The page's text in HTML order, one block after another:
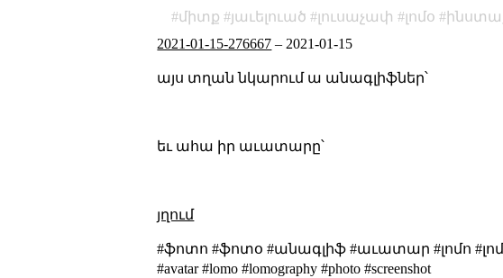
միտք յաւելուած լուսաչափ լոմօ
2021-01-15-276667 – 2021-01-15
այս տղան նկարում ա անագլիֆներ՝
եւ ահա իր աւատարը՝
յղում
#ֆոտո #ֆոտօ #անագլիֆ #աւատար #լոմո
#avatar #lomo #lomography #photo #screenshot